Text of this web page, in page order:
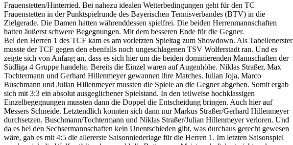
Frauenstetten/Hinterried. Bei nahezu idealen Wetterbedingungen geht für den TC
Frauenstetten in der Punktspielrunde des Bayerischen Tennisverbandes (BTV) in die
Zielgerade. Die Damen hatten währenddessen spielfrei. Die beiden Herrenmannschaften
hatten äußerst schwere Begegnungen. Mit dem besseren Ende für die Gegner.
Bei den Herren 1 des TCF kam es am vorletzten Spieltag zum Showdown. Als Tabellenerster
musste der TCF gegen den ebenfalls noch ungeschlagenen TSV Wolferstadt ran. Und es
zeigte sich von Anfang an, dass es sich hier um die beiden dominierenden Mannschaften der
Südliga 4 Gruppe handelte. Bereits die Einzel waren auf Augenhöhe. Niklas Straßer, Max
Tochtermann und Gerhard Hillenmeyer gewannen ihre Matches. Iulian Joja, Marco
Buschmann und Julian Hillenmeyer mussten die Spiele an die Gegner abgeben. Somit ergab
sich mit 3:3 ein absolut ausgeglichener Spielstand. In den teilweise hochklassigen
Einzelbegegnungen mussten dann die Doppel die Entscheidung bringen. Auch hier auf
Messers Schneide. Letztendlich konnten sich dann nur Markus Straßer/Gerhard Hillenmeyer
durchsetzen. Buschmann/Tochtermann und Niklas Straßer/Julian Hillenmeyer verloren. Und
da es bei den Sechsermannschaften kein Unentschieden gibt, was durchaus gerecht gewesen
wäre, gab es mit 4:5 die allererste Saisonniederlage für die Herren 1. Im letzten Saisonspiel